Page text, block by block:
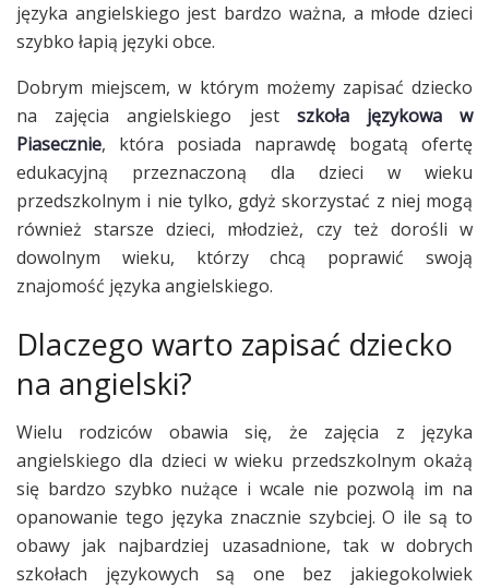
języka angielskiego jest bardzo ważna, a młode dzieci
szybko łapią języki obce.
Dobrym miejscem, w którym możemy zapisać dziecko
na zajęcia angielskiego jest szkoła językowa w
Piasecznie, która posiada naprawdę bogatą ofertę
edukacyjną przeznaczoną dla dzieci w wieku
przedszkolnym i nie tylko, gdyż skorzystać z niej mogą
również starsze dzieci, młodzież, czy też dorośli w
dowolnym wieku, którzy chcą poprawić swoją
znajomość języka angielskiego.
Dlaczego warto zapisać dziecko
na angielski?
Wielu rodziców obawia się, że zajęcia z języka
angielskiego dla dzieci w wieku przedszkolnym okażą
się bardzo szybko nużące i wcale nie pozwolą im na
opanowanie tego języka znacznie szybciej. O ile są to
obawy jak najbardziej uzasadnione, tak w dobrych
szkołach językowych są one bez jakiegokolwiek